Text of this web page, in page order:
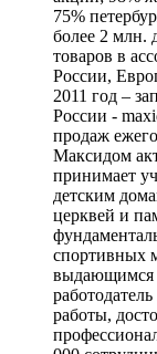
75%
более 2 млн.
товаров в
России,
2011 год –
России -
продаж
Максидом
принимает
детским
церквей и
спортивных
выдающимся
работы,